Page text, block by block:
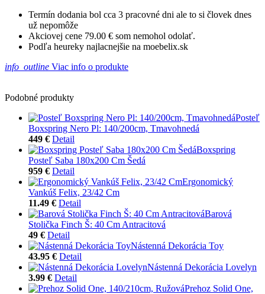
Termín dodania bol cca 3 pracovné dni ale to si človek dnes
už nepomôže
Akciovej cene 79.00 € som nemohol odolať.
Podľa heureky najlacnejšie na moebelix.sk
info_outline Viac info o produkte
Podobné produkty
Posteľ
Boxspring Nero Pl: 140/200cm, Tmavohnedá
449 € Detail
Boxspring
Posteľ Saba 180x200 Cm Šedá
959 € Detail
Ergonomický
Vankúš Felix, 23/42 Cm
11.49 € Detail
Barová
Stolička Finch Š: 40 Cm Antracitová
49 € Detail
Nástenná Dekorácia Toy
43.95 € Detail
Nástenná Dekorácia Lovelyn
3.99 € Detail
Prehoz Solid One,